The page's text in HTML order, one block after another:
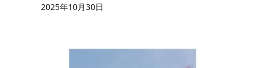
2025年10月30日